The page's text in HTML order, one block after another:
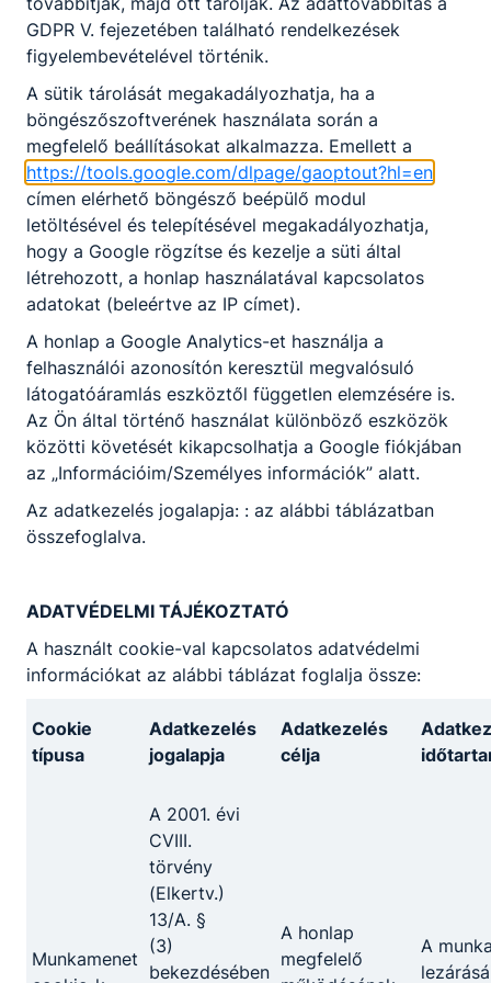
NASZI SZAKMAI PROGRAM 2025-09.pdf
Letöltés
Partnereink
Kaposvári SZC Nagyatádi Szakképző
GDPR V. fejezetében található rendelkezések
figyelembevételével történik.
A sütik tárolását megakadályozhatja, ha a
böngészőszoftverének használata során a
megfelelő beállításokat alkalmazza. Emellett a
https://tools.google.com/dlpage/gaoptout?hl=en
címen elérhető böngésző beépülő modul
letöltésével és telepítésével megakadályozhatja,
hogy a Google rögzítse és kezelje a süti által
létrehozott, a honlap használatával kapcsolatos
adatokat (beleértve az IP címet).
A honlap a Google Analytics-et használja a
felhasználói azonosítón keresztül megvalósuló
látogatóáramlás eszköztől független elemzésére is.
Az Ön által történő használat különböző eszközök
közötti követését kikapcsolhatja a Google fiókjában
az „Információim/Személyes információk” alatt.
Az adatkezelés jogalapja: : az alábbi táblázatban
összefoglalva.
ADATVÉDELMI TÁJÉKOZTATÓ
A használt cookie-val kapcsolatos adatvédelmi
információkat az alábbi táblázat foglalja össze:
Cookie
típusa
Adatkezelés
jogalapja
Adatkezelés
célja
Munkamenet
A 2001. évi
CVIII.
törvény
(Elkertv.)
13/A. §
(3)
bekezdésében
A honlap
megfelelő
A